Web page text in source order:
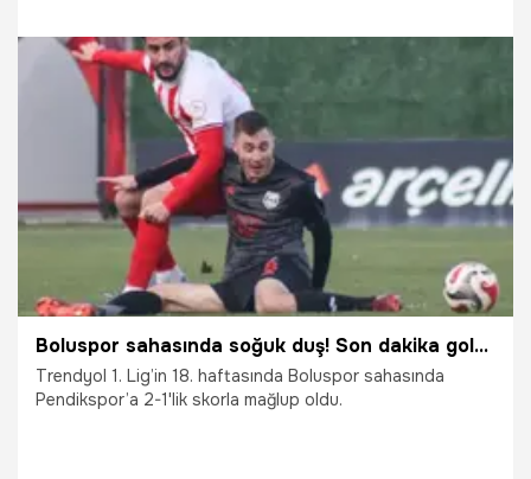
19.02.2026 Sivas
Boluspor sahasında soğuk duş! Son dakika golü puan getirmedi
Trendyol 1. Lig’in 18. haftasında Boluspor sahasında
Pendikspor’a 2-1'lik skorla mağlup oldu.